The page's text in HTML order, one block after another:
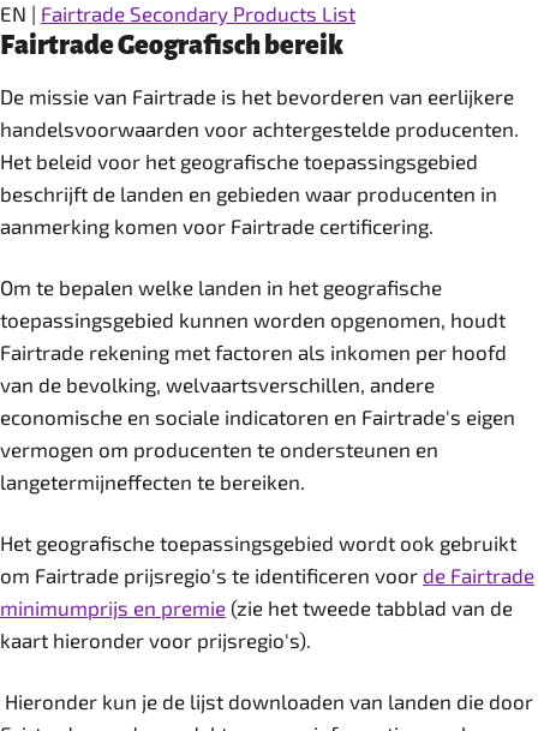
EN | Fairtrade Secondary Products List
Fairtrade Geografisch bereik
De missie van Fairtrade is het bevorderen van eerlijkere
handelsvoorwaarden voor achtergestelde producenten.
Het beleid voor het geografische toepassingsgebied
beschrijft de landen en gebieden waar producenten in
aanmerking komen voor Fairtrade certificering.
Om te bepalen welke landen in het geografische
toepassingsgebied kunnen worden opgenomen, houdt
Fairtrade rekening met factoren als inkomen per hoofd
van de bevolking, welvaartsverschillen, andere
economische en sociale indicatoren en Fairtrade's eigen
vermogen om producenten te ondersteunen en
langetermijneffecten te bereiken.
Het geografische toepassingsgebied wordt ook gebruikt
om Fairtrade prijsregio's te identificeren voor de Fairtrade
minimumprijs en premie (zie het tweede tabblad van de
kaart hieronder voor prijsregio's).
Hieronder kun je de lijst downloaden van landen die door